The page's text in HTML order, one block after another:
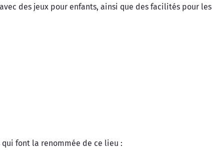
des jeux pour enfants, ainsi que des facilités pour les
font la renommée de ce lieu :